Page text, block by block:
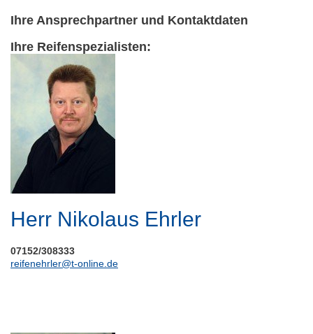
Ihre Ansprechpartner und Kontaktdaten
Ihre Reifenspezialisten:
Herr Nikolaus Ehrler
07152/308333
reifenehrler@t-online.de